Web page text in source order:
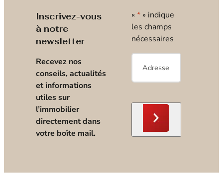
Inscrivez-vous
à notre
newsletter
Recevez nos
conseils, actualités
et informations
utiles sur
l’immobilier
directement dans
votre boîte mail.
« * » indique
les champs
nécessaires
E-
mail*